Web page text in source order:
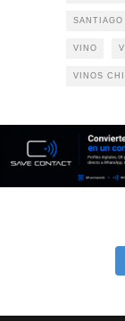
SANTIAGO
VINO
VINOS